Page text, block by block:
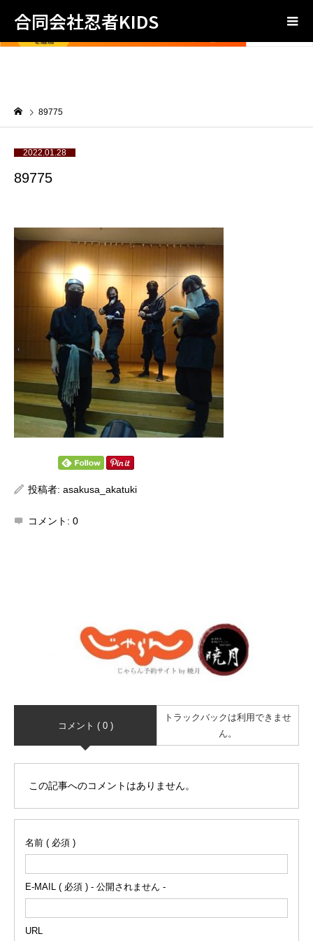
合同会社忍者KIDS
89775
2022.01.28
89775
投稿者: asakusa_akatuki
コメント: 0
コメント ( 0 )
トラックバックは利用できませ
ん。
この記事へのコメントはありません。
名前 ( 必須 )
E-MAIL ( 必須 ) - 公開されません -
URL